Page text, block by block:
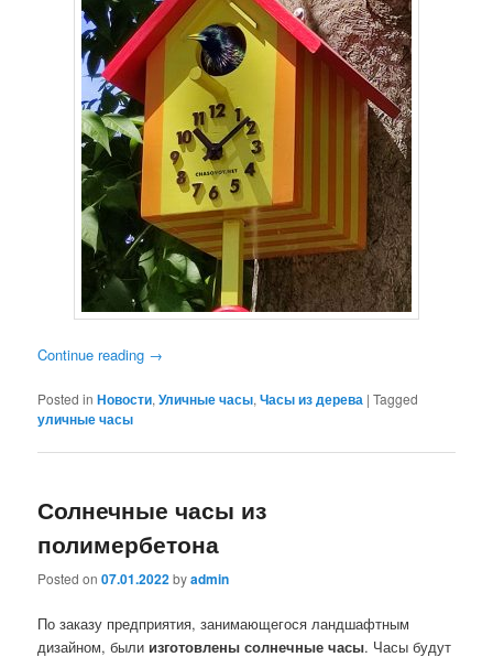
Continue reading →
Posted in Новости,Уличные часы,Часы из дерева |Tagged
уличные часы
Солнечные часы из
полимербетона
Posted on07.01.2022byadmin
По заказу предприятия, занимающегося ландшафтным
дизайном, были изготовлены солнечные часы. Часы будут